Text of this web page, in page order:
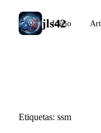
jls42
Inicio
Etiquetas: ssm